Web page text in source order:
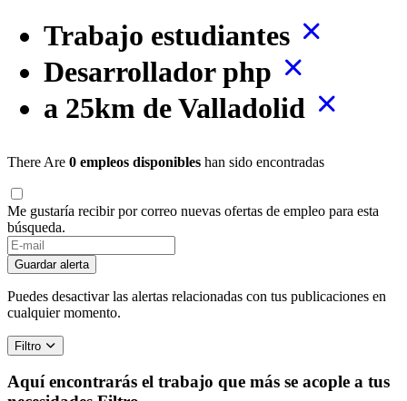
Trabajo estudiantes
Desarrollador php
a 25km de Valladolid
There Are 0 empleos disponibles han sido encontradas
Me gustaría recibir por correo nuevas ofertas de empleo para esta
búsqueda.
Guardar alerta
Puedes desactivar las alertas relacionadas con tus publicaciones en
cualquier momento.
Filtro
Aquí encontrarás el trabajo que más se acople a tus